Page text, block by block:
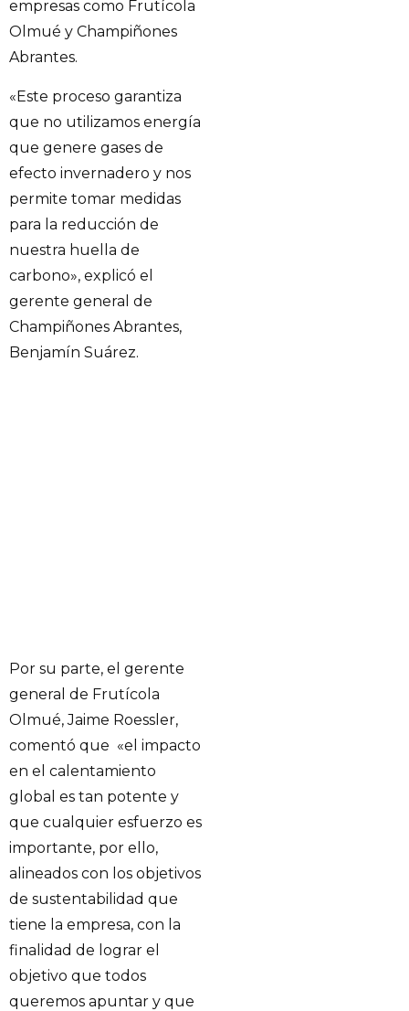
empresas como Frutícola
Olmué y Champiñones
Abrantes.
«Este proceso garantiza
que no utilizamos energía
que genere gases de
efecto invernadero y nos
permite tomar medidas
para la reducción de
nuestra huella de
carbono», explicó el
gerente general de
Champiñones Abrantes,
Benjamín Suárez.
Por su parte, el gerente
general de Frutícola
Olmué, Jaime Roessler,
comentó que «el impacto
en el calentamiento
global es tan potente y
que cualquier esfuerzo es
importante, por ello,
alineados con los objetivos
de sustentabilidad que
tiene la empresa, con la
finalidad de lograr el
objetivo que todos
queremos apuntar y que